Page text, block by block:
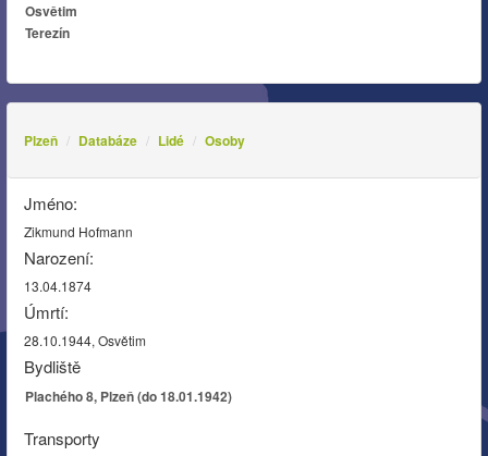
Osvětim
Terezín
Plzeň Databáze Lidé Osoby
Jméno:
Zikmund Hofmann
Narození:
13.04.1874
Úmrtí:
28.10.1944, Osvětim
Bydliště
Plachého 8, Plzeň (do 18.01.1942)
Transporty